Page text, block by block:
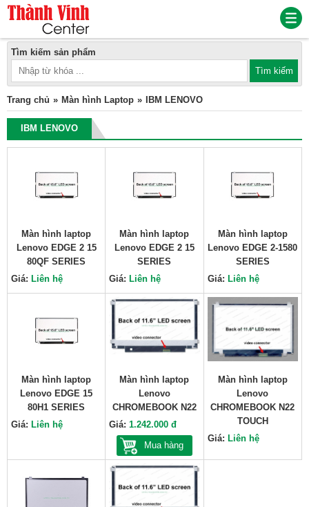
Tìm kiếm sản phẩm
Trang chủ Màn hình Laptop IBM LENOVO
IBM LENOVO
Màn hình laptop
Lenovo EDGE 2 15
80QF SERIES
Giá: Liên hệ
Màn hình laptop
Lenovo EDGE 2 15
SERIES
Giá: Liên hệ
Màn hình laptop
Lenovo EDGE 2-1580
SERIES
Giá: Liên hệ
Màn hình laptop
Lenovo EDGE 15
80H1 SERIES
Giá: Liên hệ
Màn hình laptop
Lenovo
CHROMEBOOK N22
Giá:1.242.000 đ
Mua hàng
Màn hình laptop
Lenovo
CHROMEBOOK N22
TOUCH
Giá: Liên hệ